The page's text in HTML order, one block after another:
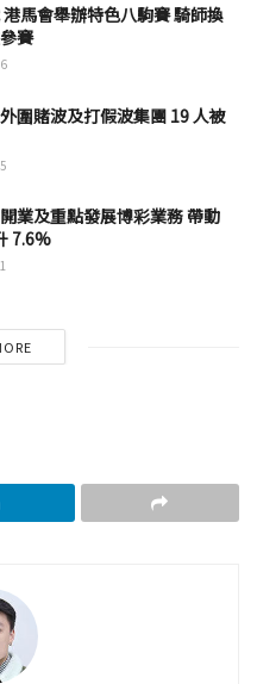
馬會舉辦特色八駒賽 騎師換
賽
圍賭波及打假波集團 19 人被
業及重點發展博彩業務 帶動
7.6%